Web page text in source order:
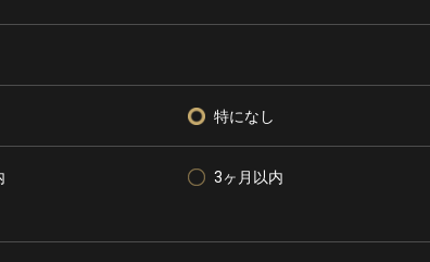
特になし
3ヶ月以内